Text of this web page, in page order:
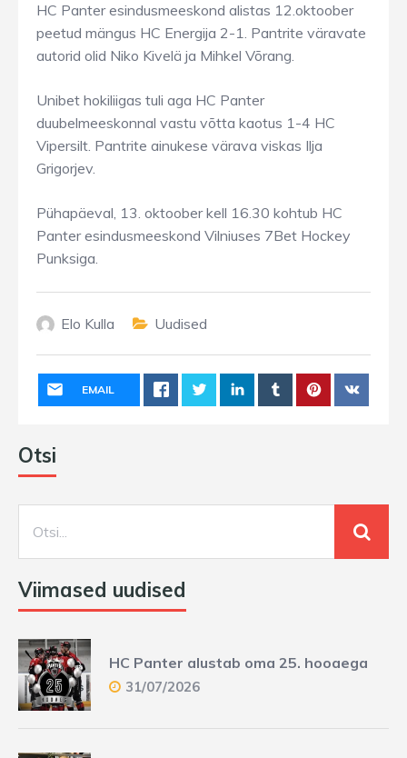
HC Panter esindusmeeskond alistas 12.oktoober
peetud mängus HC Energija 2-1. Pantrite väravate
autorid olid Niko Kivelä ja Mihkel Võrang.
Unibet hokiliigas tuli aga HC Panter
duubelmeeskonnal vastu võtta kaotus 1-4 HC
Vipersilt. Pantrite ainukese värava viskas Ilja
Grigorjev.
Pühapäeval, 13. oktoober kell 16.30 kohtub HC
Panter esindusmeeskond Vilniuses 7Bet Hockey
Punksiga.
Elo Kulla Uudised
EMAIL
Otsi
Viimased uudised
HC Panter alustab oma 25. hooaega
31/07/2026